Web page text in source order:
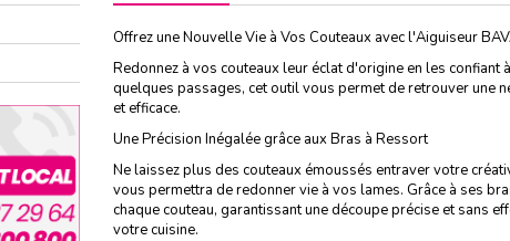
Offrez une Nouvelle Vie à Vos Couteaux avec l'Aiguiseur
Redonnez à vos couteaux leur éclat d'origine en les
quelques passages, cet outil vous permet de retrouver une
et efficace.
Une Précision Inégalée grâce aux Bras à Ressort
Ne laissez plus des couteaux émoussés entraver votre
vous permettra de redonner vie à vos lames. Grâce à ses
chaque couteau, garantissant une découpe précise et sans
votre cuisine.